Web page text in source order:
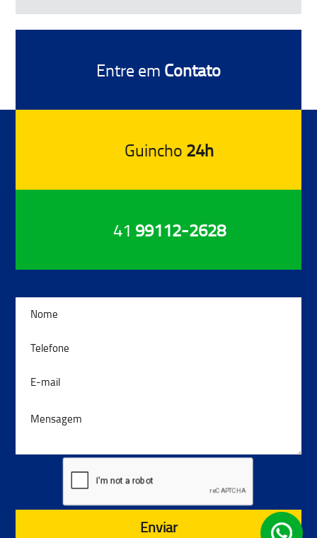
Guincho 24h
Entre em Contato
41 99112-2628
Enviar